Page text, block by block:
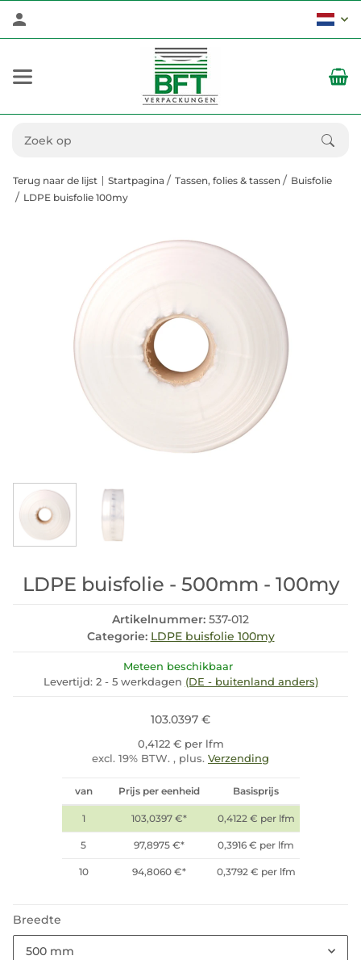
Terug naar de lijst Startpagina Tassen, folies & tassen
Buisfolie
LDPE buisfolie 100my
LDPE buisfolie - 500mm - 100my
Artikelnummer: 537-012
Categorie: LDPE buisfolie 100my
Meteen beschikbaar
Levertijd: 2 - 5 werkdagen (DE - buitenland anders)
103.0397 €
0,4122 € per lfm
excl. 19% BTW. , plus. Verzending
van Prijs per eenheid Basisprijs
1 103,0397 €* 0,4122 € per lfm
5 97,8975 €* 0,3916 € per lfm
10 94,8060 €* 0,3792 € per lfm
Breedte
500 mm